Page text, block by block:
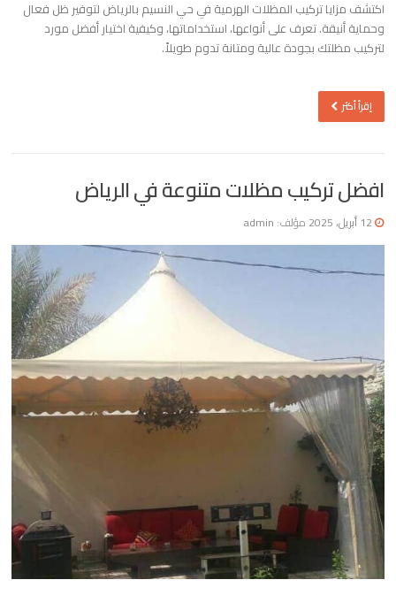
اكتشف مزايا تركيب المظلات الهرمية في حي النسيم بالرياض لتوفير ظل فعال
وحماية أنيقة. تعرف على أنواعها، استخداماتها، وكيفية اختيار أفضل مورد
لتركيب مظلتك بجودة عالية ومتانة تدوم طويلاً.
إقرأ أكثر
افضل تركيب مظلات متنوعة في الرياض
12 أبريل، 2025 مؤلف: admin